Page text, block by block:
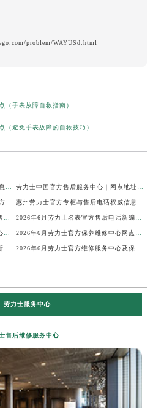
problem/WAYUSd.html
（手表故障自救指南）
（避免手表故障的自救技巧）
劳力士服务中心
售后维修服务中心